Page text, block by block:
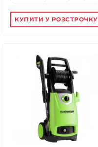
КУПИТИ У РОЗСТРОЧКУ